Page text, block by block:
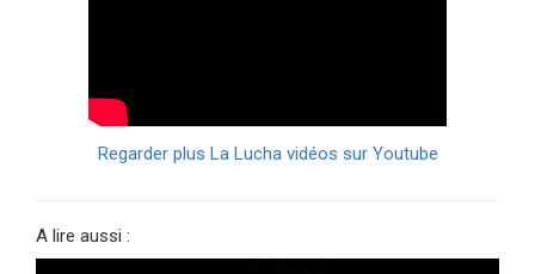
Regarder plus La Lucha vidéos sur Youtube
A lire aussi :